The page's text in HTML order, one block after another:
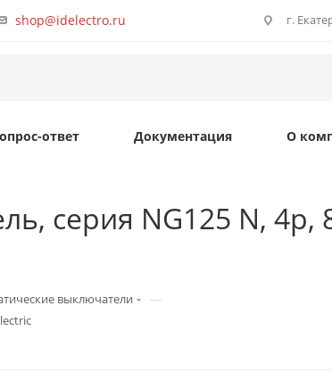
shop@idelectro.ru г.
ответ Документация О
серия NG125 N, 4p,
выключатели —